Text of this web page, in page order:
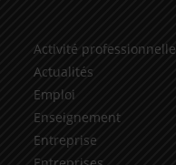
Activité professionnelle
Actualités
Emploi
Enseignement
Entreprise